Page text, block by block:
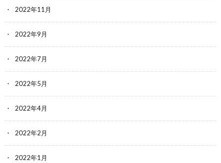
2022年11月
2022年9月
2022年7月
2022年5月
2022年4月
2022年2月
2022年1月